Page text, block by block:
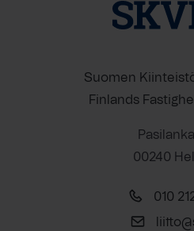
Suomen
Finlands
00240
010